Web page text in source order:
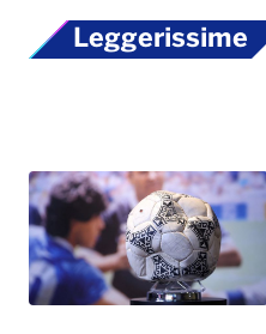
Leggerissime